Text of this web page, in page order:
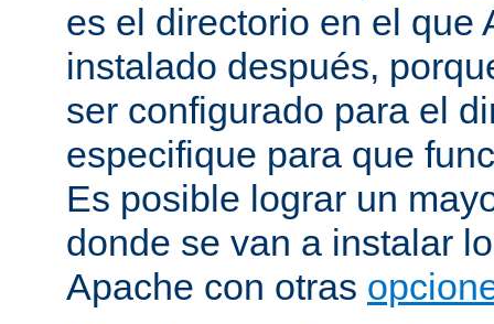
es el directorio en el que
instalado después,
ser configurado para el
especifique para que
Es posible lograr un
donde se van a instalar
Apache con otras